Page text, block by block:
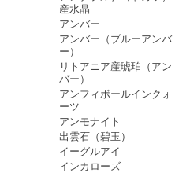
産水晶
アンバー
アンバー（ブルーアンバ
ー）
リトアニア産琥珀（アン
バー）
アンフィボールインクォ
ーツ
アンモナイト
出雲石（碧玉）
イーグルアイ
インカローズ